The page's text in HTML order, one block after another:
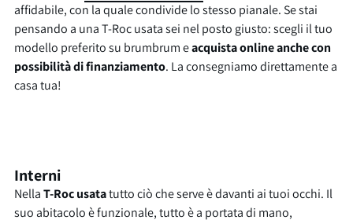
affidabile, con la quale condivide lo stesso pianale. Se stai
pensando a una T-Roc usata sei nel posto giusto: scegli il tuo
modello preferito su brumbrum eacquista online anche con
possibilità di finanziamento. La consegniamo direttamente a
casa tua!
Interni
NellaT-Roc usatatutto ciò che serve è davanti ai tuoi occhi. Il
suo abitacolo è funzionale, tutto è a portata di mano,